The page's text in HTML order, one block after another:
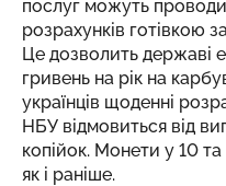
послуг можуть
розрахунків готівкою
Це дозволить державі
гривень на рік на
українців щоденні
НБУ відмовиться від
копійок. Монети у 10
як і раніше.